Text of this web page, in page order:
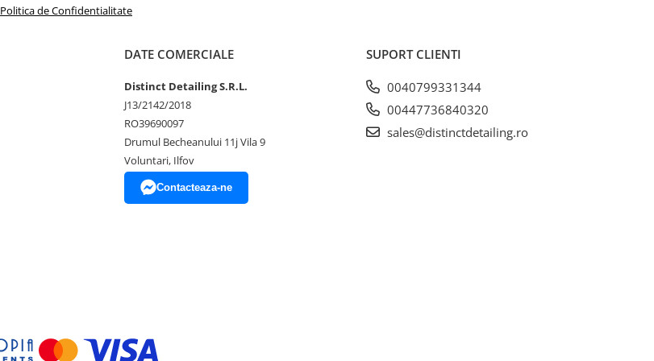
Politica de Confidentialitate
DATE COMERCIALE
Distinct Detailing S.R.L.
J13/2142/2018
RO39690097
Drumul Becheanului 11j Vila 9
Voluntari, Ilfov
Contacteaza-ne
SUPORT CLIENTI
0040799331344
00447736840320
sales@distinctdetailing.ro